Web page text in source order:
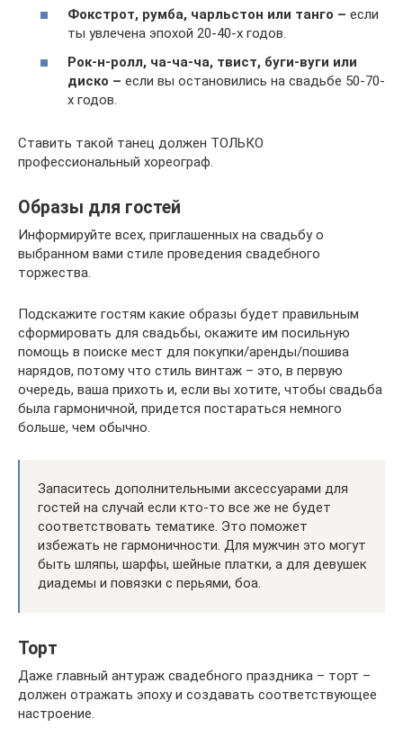
Фокстрот, румба, чарльстон или танго – если
ты увлечена эпохой 20-40-х годов.
Рок-н-ролл, ча-ча-ча, твист, буги-вуги или
диско – если вы остановились на свадьбе 50-70-
х годов.
Ставить такой танец должен ТОЛЬКО
профессиональный хореограф.
Образы для гостей
Информируйте всех, приглашенных на свадьбу о
выбранном вами стиле проведения свадебного
торжества.
Подскажите гостям какие образы будет правильным
сформировать для свадьбы, окажите им посильную
помощь в поиске мест для покупки/аренды/пошива
нарядов, потому что стиль винтаж – это, в первую
очередь, ваша прихоть и, если вы хотите, чтобы свадьба
была гармоничной, придется постараться немного
больше, чем обычно.
Запаситесь дополнительными аксессуарами для
гостей на случай если кто-то все же не будет
соответствовать тематике. Это поможет
избежать не гармоничности. Для мужчин это могут
быть шляпы, шарфы, шейные платки, а для девушек
диадемы и повязки с перьями, боа.
Торт
Даже главный антураж свадебного праздника – торт –
должен отражать эпоху и создавать соответствующее
настроение.